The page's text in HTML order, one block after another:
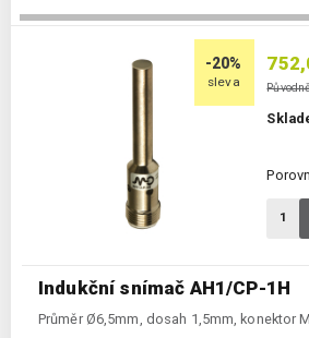
-20%
sleva
Indukční snímač AH1/CP-1H
Průměr Ø6,5mm, dosah 1,5mm, konektor